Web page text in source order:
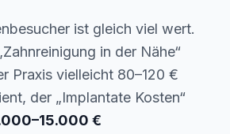
ist gleich viel wert.
in der Nähe“
Praxis vielleicht 80–120 €
der „Implantate Kosten“
€